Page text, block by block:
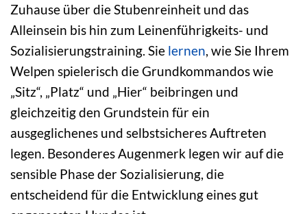
Zuhause über die Stubenreinheit und das
Alleinsein bis hin zum Leinenführigkeits- und
Sozialisierungstraining. Sie lernen, wie Sie Ihrem
Welpen spielerisch die Grundkommandos wie
„Sitz“, „Platz“ und „Hier“ beibringen und
gleichzeitig den Grundstein für ein
ausgeglichenes und selbstsicheres Auftreten
legen. Besonderes Augenmerk legen wir auf die
sensible Phase der Sozialisierung, die
entscheidend für die Entwicklung eines gut